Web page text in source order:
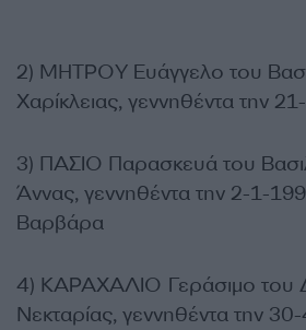
2) ΜΗΤΡΟΥ Ευάγγελο του
Χαρίκλειας, γεννηθέντα την
3) ΠΑΣΙΟ Παρασκευά του
Άννας, γεννηθέντα την 2-1-
Βαρβάρα
4) ΚΑΡΑΧΑΛΙΟ Γεράσιμο του
Νεκταρίας, γεννηθέντα την